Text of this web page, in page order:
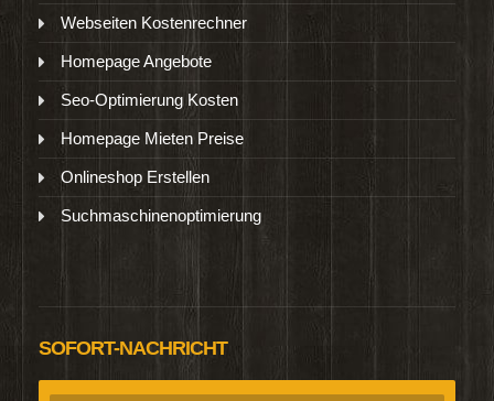
Webseiten Kostenrechner
Homepage Angebote
Seo-Optimierung Kosten
Homepage Mieten Preise
Onlineshop Erstellen
Suchmaschinenoptimierung
SOFORT-NACHRICHT